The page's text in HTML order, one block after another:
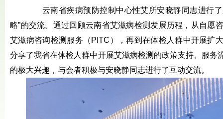
云南省疾病预防控制中心性艾所安晓静同志进行了
略”的交流。通过回顾云南省艾滋病检测发展历程，从自愿
艾滋病咨询检测服务（PITC），再到在体检人群中开展扩
分享了我省在体检人群中开展艾滋病检测的政策支持、服务
的极大兴趣，与会者积极与安晓静同志进行了互动交流。